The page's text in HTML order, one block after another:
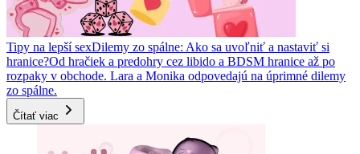
Tipy na lepší sexDilemy zo spálne: Ako sa uvoľniť a nastaviť si
hranice?Od hračiek a predohry cez libido a BDSM hranice až po
rozpaky v obchode. Lara a Monika odpovedajú na úprimné dilemy
zo spálne.
Čítať viac